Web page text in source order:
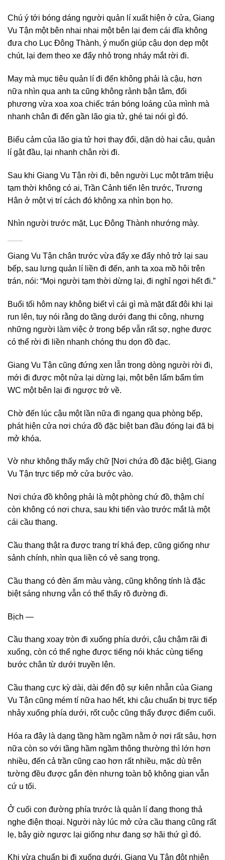
Chú ý tới bóng dáng người quản lí xuất hiện ở cửa, Giang
Vu Tận một bên nhai nhai một bên lại đem cái đĩa không
đưa cho Lục Đông Thành, ý muốn giúp cậu dọn dẹp một
chút, lại đem theo xe đẩy nhỏ trong nháy mắt rời đi.
May mà mục tiêu quản lí đi đến không phải là cậu, hơn
nữa nhìn qua anh ta cũng không rảnh bận tâm, đối
phương vừa xoa xoa chiếc trán bóng loáng của mình mà
nhanh chân đi đến gần lão gia tử, ghé tai nói gì đó.
Biểu cảm của lão gia tử hơi thay đổi, dặn dò hai câu, quản
lí gật đầu, lại nhanh chân rời đi.
Sau khi Giang Vu Tận rời đi, bên người Lục một trăm triệu
tạm thời không có ai, Trần Cảnh tiến lên trước, Trương
Hân ở một vị trí cách đó không xa nhìn bọn họ.
Nhìn người trước mặt, Lục Đông Thành nhướng mày.
Giang Vu Tận chân trước vừa đẩy xe đẩy nhỏ trở lại sau
bếp, sau lưng quản lí liền đi đến, anh ta xoa mồ hôi trên
trán, nói: “Mọi người tạm thời dừng lại, đi nghỉ ngơi hết đi.”
Buổi tối hôm nay không biết vì cái gì mà mặt đất đôi khi lại
run lên, tuy nói rằng do tầng dưới đang thi công, nhưng
những người làm việc ở trong bếp vẫn rất sợ, nghe được
có thể rời đi liền nhanh chóng thu dọn đồ đạc.
Giang Vu Tận cũng đứng xen lẫn trong dòng người rời đi,
mới đi được một nửa lại dừng lại, một bên lẩm bẩm tìm
WC một bên lại đi ngược trở về.
Chờ đến lúc cậu một lần nữa đi ngang qua phòng bếp,
phát hiện cửa nơi chứa đồ đặc biệt ban đầu đóng lại đã bị
mở khóa.
Vờ như không thấy mấy chữ [Nơi chứa đồ đặc biệt], Giang
Vu Tận trực tiếp mở cửa bước vào.
Nơi chứa đồ không phải là một phòng chứ đồ, thậm chí
còn không có nơi chưa, sau khi tiến vào trước mắt là một
cái cầu thang.
Cầu thang thật ra được trang trí khá đẹp, cũng giống như
sảnh chính, nhìn qua liền có vẻ sang trọng.
Cầu thang có đèn ấm màu vàng, cũng không tính là đặc
biệt sáng nhưng vẫn có thể thấy rõ đường đi.
Bịch —
Cầu thang xoay tròn đi xuống phía dưới, cậu chậm rãi đi
xuống, còn có thể nghe được tiếng nói khác cùng tiếng
bước chân từ dưới truyền lên.
Cầu thang cực kỳ dài, dài đến độ sự kiên nhẫn của Giang
Vu Tận cũng mém tí nữa hao hết, khi cậu chuẩn bị trực tiếp
nhảy xuống phía dưới, rốt cuộc cũng thấy được điểm cuối.
Hóa ra đây là dạng tầng hầm ngầm nằm ở nơi rất sâu, hơn
nữa còn so với tầng hầm ngầm thông thường thì lớn hơn
nhiều, đến cả trần cũng cao hơn rất nhiều, mặc dù trên
tường đều được gắn đèn nhưng toàn bộ không gian vẫn
cứ u tối.
Ở cuối con đường phía trước là quản lí đang thong thả
nghe điện thoại. Người này lúc mở cửa cầu thang cũng rất
lẹ, bây giờ ngược lại giống như đang sợ hãi thứ gì đó.
Khi vừa chuẩn bị đi xuống dưới, Giang Vu Tận đột nhiên